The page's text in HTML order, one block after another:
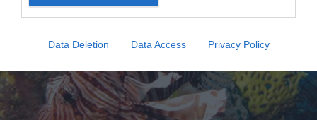
Data Deletion Data Access Privacy Policy